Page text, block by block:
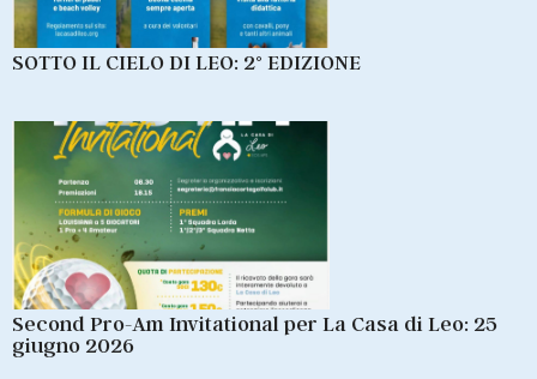
SOTTO IL CIELO DI LEO: 2° EDIZIONE
Second Pro-Am Invitational per La Casa di Leo: 25
giugno 2026